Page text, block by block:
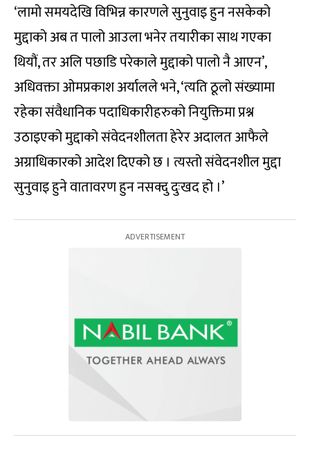
‘लामो समयदेखि विभिन्न कारणले सुनुवाइ हुन नसकेको
मुद्दाको अब त पालो आउला भनेर तयारीका साथ गएका
थियौं, तर अलि पछाडि परेकाले मुद्दाको पालो नै आएन’,
अधिवक्ता ओमप्रकाश अर्यालले भने, ‘त्यति ठूलो संख्यामा
रहेका संवैधानिक पदाधिकारीहरुको नियुक्तिमा प्रश्न
उठाइएको मुद्दाको संवेदनशीलता हेरेर अदालत आफैले
अग्राधिकारको आदेश दिएको छ । त्यस्तो संवेदनशील मुद्दा
सुनुवाइ हुने वातावरण हुन नसक्दु दुःखद हो ।’